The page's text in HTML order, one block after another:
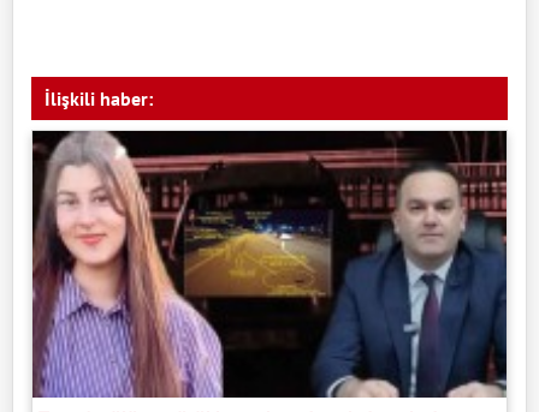
İlişkili haber: